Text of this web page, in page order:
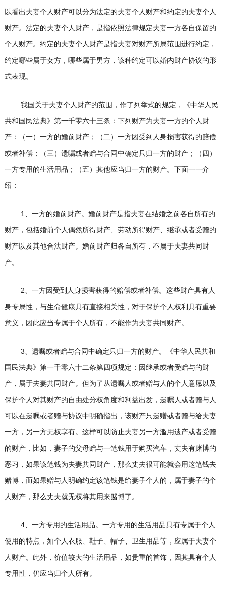
以看出夫妻个人财产可以分为法定的夫妻个人财产和约定的夫妻个人
财产。法定的夫妻个人财产，是指依照法律规定夫妻一方各自保留的
个人财产。约定的夫妻个人财产是指夫妻对财产所属范围进行约定，
约定哪些属于女方，哪些属于男方，该种约定可以婚内财产协议的形
式表现。
我国关于夫妻个人财产的范围，作了列举式的规定，《中华人民
共和国民法典》第一千零六十三条：下列财产为夫妻一方的个人财
产：（一）一方的婚前财产；（二）一方因受到人身损害获得的赔偿
或者补偿；（三）遗嘱或者赠与合同中确定只归一方的财产；（四）
一方专用的生活用品；（五）其他应当归一方的财产。下面一一介
绍：
1、 一方的婚前财产。婚前财产是指夫妻在结婚之前各自所有的
财产，包括婚前个人偶然所得财产、劳动所得财产、继承或者受赠的
财产以及其他合法财产。婚前财产归各自所有，不属于夫妻共同财
产。
2、 一方因受到人身损害获得的赔偿或者补偿。这些财产具有人
身专属性，与生命健康具有直接相关性，对于保护个人权利具有重要
意义，因此应当专属于个人所有，不能作为夫妻共同财产。
3、 遗嘱或者赠与合同中确定只归一方的财产。《中华人民共和
国民法典》第一千零六十二条第四项规定：因继承或者受赠与的财
产，属于夫妻共同财产。但为了从遗嘱人或者赠与人的个人意愿以及
保护个人对其财产的自由处分权角度和利益出发，遗嘱人或者赠与人
可以在遗嘱或者赠与协议中明确指出，该财产只遗赠或者赠与给夫妻
一方，另一方无权享有。这样可以防止夫妻另一方滥用遗产或者受赠
的财产，比如，妻子的父母赠与一笔钱用于购买汽车，丈夫有赌博的
恶习，如果该笔钱为夫妻共同财产，那么丈夫很可能就会用这笔钱去
赌博，而如果赠与人明确约定该笔钱是给妻子个人的，属于妻子的个
人财产，那么丈夫就无权将其用来赌博了。
4、 一方专用的生活用品。一方专用的生活用品具有专属于个人
使用的特点，如个人衣服、鞋子、帽子、卫生用品等，应属于夫妻个
人财产。此外，价值较大的生活用品，如贵重的首饰，因其具有个人
专用性，仍应当归个人所有。